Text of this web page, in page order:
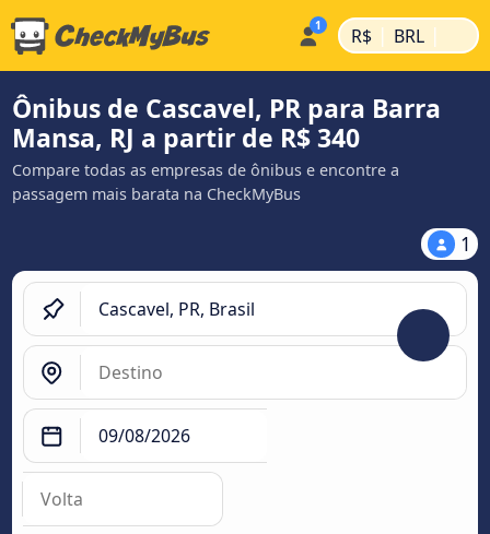
R$ | BRL |
Ônibus de Cascavel, PR para Barra
Mansa, RJ a partir de R$ 340
Compare todas as empresas de ônibus e encontre a
passagem mais barata na CheckMyBus
1